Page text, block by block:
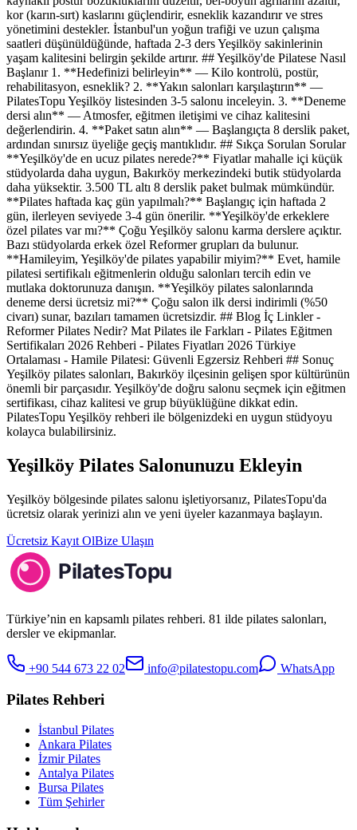
kor (karın-sırt) kaslarını güçlendirir, esneklik kazandırır ve stres
yönetimini destekler. İstanbul'un yoğun trafiği ve uzun çalışma
saatleri düşünüldüğünde, haftada 2-3 ders Yeşilköy sakinlerinin
yaşam kalitesini belirgin şekilde artırır. ## Yeşilköy'de Pilatese Nasıl
Başlanır 1. **Hedefinizi belirleyin** — Kilo kontrolü, postür,
rehabilitasyon, esneklik? 2. **Yakın salonları karşılaştırın** —
PilatesTopu Yeşilköy listesinden 3-5 salonu inceleyin. 3. **Deneme
dersi alın** — Atmosfer, eğitmen iletişimi ve cihaz kalitesini
değerlendirin. 4. **Paket satın alın** — Başlangıçta 8 derslik paket,
ardından sınırsız üyeliğe geçiş mantıklıdır. ## Sıkça Sorulan Sorular
**Yeşilköy'de en ucuz pilates nerede?** Fiyatlar mahalle içi küçük
stüdyolarda daha uygun, Bakırköy merkezindeki butik stüdyolarda
daha yüksektir. 3.500 TL altı 8 derslik paket bulmak mümkündür.
**Pilates haftada kaç gün yapılmalı?** Başlangıç için haftada 2
gün, ilerleyen seviyede 3-4 gün önerilir. **Yeşilköy'de erkeklere
özel pilates var mı?** Çoğu Yeşilköy salonu karma derslere açıktır.
Bazı stüdyolarda erkek özel Reformer grupları da bulunur.
**Hamileyim, Yeşilköy'de pilates yapabilir miyim?** Evet, hamile
pilatesi sertifikalı eğitmenlerin olduğu salonları tercih edin ve
mutlaka doktorunuza danışın. **Yeşilköy pilates salonlarında
deneme dersi ücretsiz mi?** Çoğu salon ilk dersi indirimli (%50
civarı) sunar, bazıları tamamen ücretsizdir. ## Blog İç Linkler -
Reformer Pilates Nedir? Mat Pilates ile Farkları - Pilates Eğitmen
Sertifikaları 2026 Rehberi - Pilates Fiyatları 2026 Türkiye
Ortalaması - Hamile Pilatesi: Güvenli Egzersiz Rehberi ## Sonuç
Yeşilköy pilates salonları, Bakırköy ilçesinin gelişen spor kültürünün
önemli bir parçasıdır. Yeşilköy'de doğru salonu seçmek için eğitmen
sertifikası, cihaz kalitesi ve grup büyüklüğüne dikkat edin.
PilatesTopu Yeşilköy rehberi ile bölgenizdeki en uygun stüdyoyu
kolayca bulabilirsiniz.
Yeşilköy Pilates Salonunuzu Ekleyin
Yeşilköy bölgesinde pilates salonu işletiyorsanız, PilatesTopu'da
ücretsiz olarak yerinizi alın ve yeni üyeler kazanmaya başlayın.
Ücretsiz Kayıt OlBize Ulaşın
Türkiye’nin en kapsamlı pilates rehberi. 81 ilde pilates salonları,
dersler ve ekipmanlar.
+90 544 673 22 02 info@pilatestopu.com WhatsApp
Pilates Rehberi
İstanbul Pilates
Ankara Pilates
İzmir Pilates
Antalya Pilates
Bursa Pilates
Tüm Şehirler